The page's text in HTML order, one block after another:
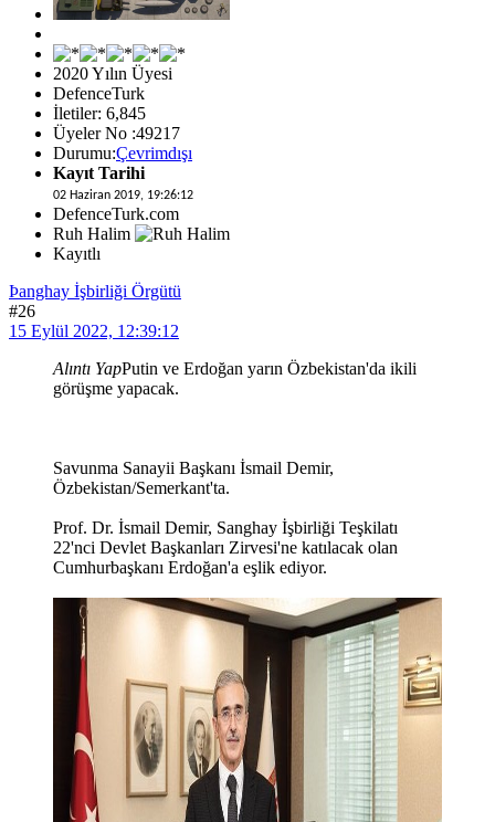
2020 Yılın Üyesi
DefenceTurk
İletiler: 6,845
Üyeler No :49217
Durumu:Çevrimdışı
Kayıt Tarihi
02 Haziran 2019, 19:26:12
DefenceTurk.com
Ruh Halim
Kayıtlı
Þanghay İşbirliği Örgütü
#26
15 Eylül 2022, 12:39:12
Alıntı YapPutin ve Erdoğan yarın Özbekistan'da ikili
görüşme yapacak.
Savunma Sanayii Başkanı İsmail Demir,
Özbekistan/Semerkant'ta.
Prof. Dr. İsmail Demir, Sanghay İşbirliği Teşkilatı
22'nci Devlet Başkanları Zirvesi'ne katılacak olan
Cumhurbaşkanı Erdoğan'a eşlik ediyor.